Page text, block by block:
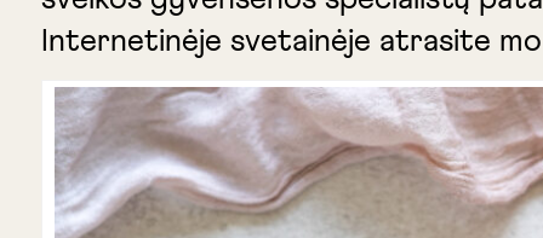
Internetinėje svetainėje atrasite